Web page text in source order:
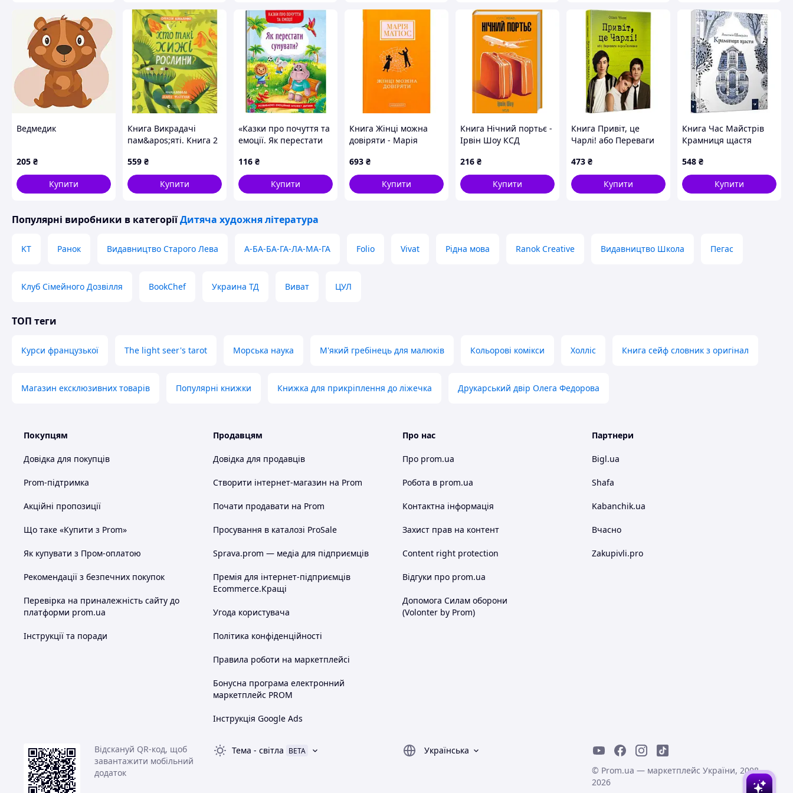
Ведмедик
205 ₴
Купити
Книга Викрадачі
пам&apos;яті. Книга 2
Видавництво Старого
Лева (9789664485750)
559 ₴
Купити
«Казки про почуття та
емоції. Як перестати
сторінки з твердою
обкладинкою 17х24 см,
ТМ Кристал Бук
116 ₴
Купити
Книга Жінці можна
довіряти - Марія
ма-га (9786175853726)
693 ₴
Купити
Книга Нічний портьє -
Ірвін Шоу КСД
216 ₴
Купити
Книга Привіт, це
Чарлі! або Переваги
Стівен Чбоскі
Видавництво РМ
(9786178373955)
473 ₴
Купити
Книга Час Майстрів
Крамниця щастя
216 с (27480)
548 ₴
Купити
Популярні виробники в категоріїДитяча художня література
KT Ранок Видавництво Старого Лева А-БА-БА-ГА-ЛА-МА-ГА Folio Vivat Рідна мова Ranok Creative Видавництво Школа Пегас
Клуб Сімейного Дозвілля BookChef Украина ТД Виват ЦУЛ
ТОП теги
Курси французької The light seer's tarot Морська наука М'який гребінець для малюків Кольорові комікси Холліс Книга сейф словник з оригінал
Магазин ексклюзивних товарів Популярні книжки Книжка для прикріплення до ліжечка Друкарський двір Олега Федорова
Покупцям
Довідка для покупців
Prom-підтримка
Акційні пропозиції
Що таке «Купити з Prom»
Як купувати з Пром-оплатою
Рекомендації з безпечних покупок
Перевірка на приналежність сайту до
платформи prom.ua
Інструкції та поради
Продавцям
Довідка для продавців
Створити інтернет-магазин на Prom
Почати продавати на Prom
Просування в каталозі ProSale
Sprava.prom — медіа для підприємців
Премія для інтернет-підприємців
Ecommerce.Кращі
Угода користувача
Політика конфіденційності
Правила роботи на маркетплейсі
Бонусна програма електронний
маркетплейс PROM
Інструкція Google Ads
Про нас
Про prom.ua
Робота в prom.ua
Контактна інформація
Захист прав на контент
Content right protection
Відгуки про prom.ua
Допомога Силам оборони
(Volonter by Prom)
Партнери
Bigl.ua
Shafa
Kabanchik.ua
Вчасно
Zakupivli.pro
Відскануй QR-код, щоб
завантажити мобільний
додаток
Тема - світла BETA
Українська
© Prom.ua — маркетплейс України, 2008-
2026